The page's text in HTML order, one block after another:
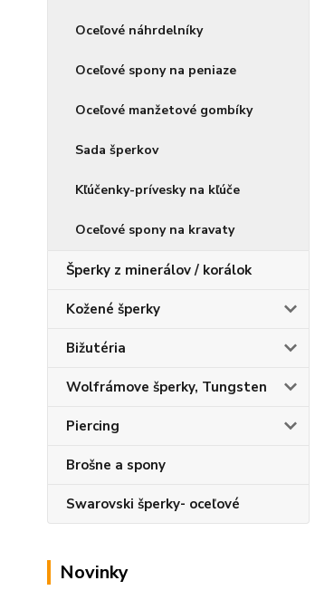
Oceľové náhrdelníky
Oceľové spony na peniaze
Oceľové manžetové gombíky
Sada šperkov
Kľúčenky-prívesky na kľúče
Oceľové spony na kravaty
Šperky z minerálov / korálok
Kožené šperky
Bižutéria
Wolfrámove šperky, Tungsten
Piercing
Brošne a spony
Swarovski šperky- oceľové
Novinky